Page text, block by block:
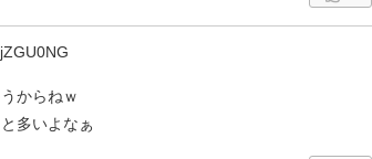
からねｗ
多いよなぁ